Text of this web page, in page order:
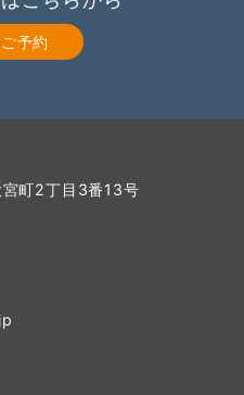
予約
町2丁目3番13号